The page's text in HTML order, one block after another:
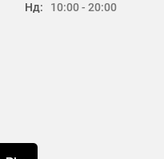
Нд:
10:00 - 20:00